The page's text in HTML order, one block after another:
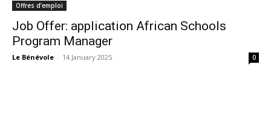
Offres d’emploi
Job Offer: application African Schools
Program Manager
Le Bénévole - 14 January 2025 0